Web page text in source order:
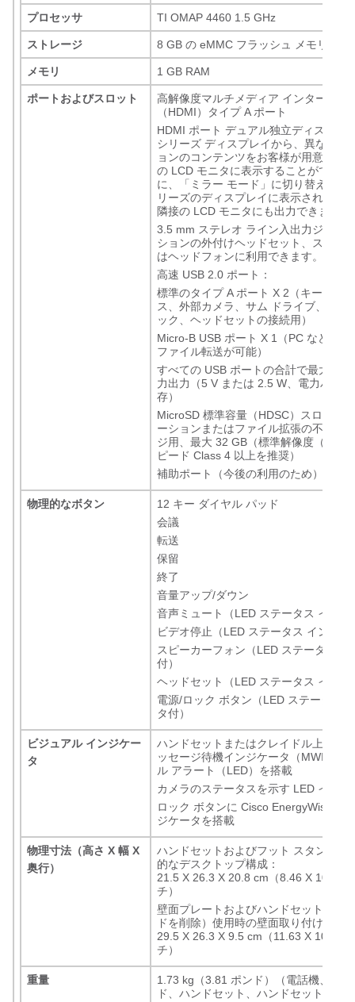
プロセッサ TI OMAP 4460 1.5 GHz
ストレージ 8 GB の eMMC フラッシュ メモリ
メモリ 1 GB RAM
ポートおよびスロット
高解像度マルチメディア インターフェ
（HDMI）タイプ A ポート
HDMI ポート デュアル独立ディスプレ
シリーズ ディスプレイから、異なるア
ョンのコンテンツをお客様が用意した
の LCD モニタに表示することができま
に、「ミラー モード」に切り替えると
リーズのディスプレイに表示されたコ
隣接の LCD モニタにも出力できます。
3.5 mm ステレオ ライン入出力ジャッ
ションの外付けヘッドセット、スピー
はヘッドフォンに利用できます。
高速 USB 2.0 ポート：
標準のタイプ A ポート X 2（キーボー
ス、外部カメラ、サム ドライブ、メモ
ック、ヘッドセットの接続用）
Micro-B USB ポート X 1（PC など別デ
ファイル転送が可能）
すべての USB ポートの合計で最大 500
力出力（5 V または 2.5 W、電力バジ
存）
MicroSD 標準容量（HDSC）スロット
ーションまたはファイル拡張の不揮発
ジ用、最大 32 GB（標準解像度（SD）
ピード Class 4 以上を推奨）
補助ポート（今後の利用のため）
物理的なボタン
12 キー ダイヤル パッド
会議
転送
保留
終了
音量アップ/ダウン
音声ミュート（LED ステータス インジ
ビデオ停止（LED ステータス インジケ
スピーカーフォン（LED ステータス イ
付）
ヘッドセット（LED ステータス インジ
電源/ロック ボタン（LED ステータス
タ付）
ビジュアル インジケー
タ
ハンドセットまたはクレイドル上に着
ッセージ待機インジケータ（MWI）用
ル アラート（LED）を搭載
カメラのステータスを示す LED インジ
ロック ボタンに Cisco EnergyWise
ジケータを搭載
物理寸法（高さ X 幅 X
奥行）
ハンドセットおよびフット スタンド使
的なデスクトップ構成：
21.5 X 26.3 X 20.8 cm（8.46 X 10.35
チ）
壁面プレートおよびハンドセット（フ
ドを削除）使用時の壁面取り付け構成
29.5 X 26.3 X 9.5 cm（11.63 X 10.35
チ）
重量
1.73 kg（3.81 ポンド）（電話機、フ
ド、ハンドセット、ハンドセット コー